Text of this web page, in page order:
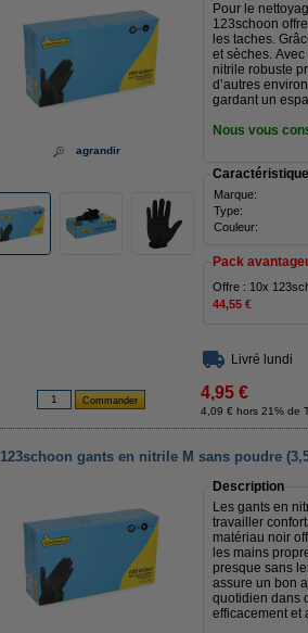
agrandir
Pour le
123schoon
les taches.
et sèches.
nitrile robuste
d’autres
gardant un
Nous vous
Marque:
Type:
Couleur:
Pack
Offre : 10x
44,55 €
Livré lundi
4,95 €
4,09 € hors 21% de
123schoon gants en nitrile M sans poudre
Description
Les gants en
travailler
matériau noir
les mains
presque sans
assure un bon
quotidien dans
efficacement et